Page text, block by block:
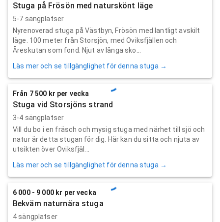
Stuga på Frösön med naturskönt läge
5-7 sängplatser
Nyrenoverad stuga på Västbyn, Frösön med lantligt avskilt
läge. 100 meter från Storsjön, med Oviksfjällen och
Åreskutan som fond. Njut av långa sko...
Läs mer och se tillgänglighet för denna stuga →
Från 7 500 kr per vecka
Stuga vid Storsjöns strand
3-4 sängplatser
Vill du bo i en fräsch och mysig stuga med närhet till sjö och
natur är detta stugan för dig. Här kan du sitta och njuta av
utsikten över Oviksfjäl...
Läs mer och se tillgänglighet för denna stuga →
6 000 - 9 000 kr per vecka
Bekväm naturnära stuga
4 sängplatser